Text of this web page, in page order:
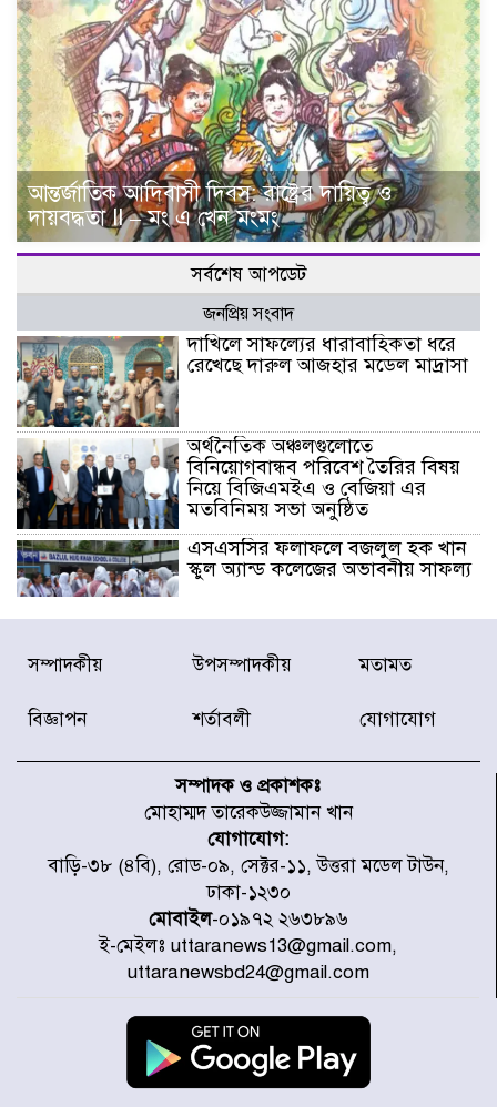
আন্তর্জাতিক আদিবাসী দিবস: রাষ্ট্রের দায়িত্ব ও
দায়বদ্ধতা II – মং এ খেন মংমং
সর্বশেষ আপডেট
জনপ্রিয় সংবাদ
দাখিলে সাফল্যের ধারাবাহিকতা ধরে
রেখেছে দারুল আজহার মডেল মাদ্রাসা
অর্থনৈতিক অঞ্চলগুলোতে
বিনিয়োগবান্ধব পরিবেশ তৈরির বিষয়
নিয়ে বিজিএমইএ ও বেজিয়া এর
মতবিনিময় সভা অনুষ্ঠিত
এসএসসির ফলাফলে বজলুল হক খান
স্কুল অ্যান্ড কলেজের অভাবনীয় সাফল্য
দাখিলে শতভাগ সাফল্য, দেশসেরা
তানযীমুল উম্মাহ আলিম মাদরাসা
কলেজের প্রশংসনীয় সাফল্য
বিমানবাহিনীর উইং কমান্ডার সাইফুর
রহমানের বিরুদ্ধে গ্রেপ্তারি পরোয়ানা
রাষ্ট্রপতি পদে হতে যাচ্ছে ভোট,
ইতিহাসে দ্বিতীয়বার
রাষ্ট্রপতি নির্বাচনে ১১ দলীয় জোটের
প্রার্থী কর্নেল অলি আহমদ
সম্পাদকীয় উপসম্পাদকীয় মতামত
বিজ্ঞাপন শর্তাবলী যোগাযোগ
সম্পাদক ও প্রকাশকঃ
মোহাম্মদ তারেকউজ্জামান খান
যোগাযোগ:
বাড়ি-৩৮ (৪বি), রোড-০৯, সেক্টর-১১, উত্তরা মডেল টাউন,
ঢাকা-১২৩০
মোবাইল-০১৯৭২ ২৬৩৮৯৬
ই-মেইলঃ uttaranews13@gmail.com,
uttaranewsbd24@gmail.com